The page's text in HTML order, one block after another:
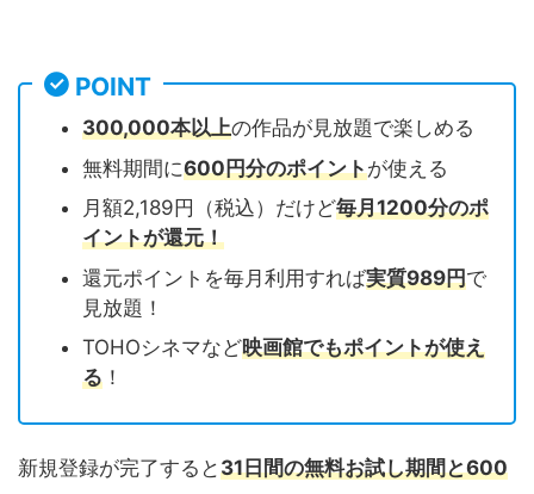
POINT
300,000本以上の作品が見放題で楽しめる
無料期間に600円分のポイントが使える
月額2,189円（税込）だけど毎月1200分のポ
イントが還元！
還元ポイントを毎月利用すれば実質989円で
見放題！
TOHOシネマなど映画館でもポイントが使え
る ！
新規登録が完了すると31日間の無料お試し期間と600